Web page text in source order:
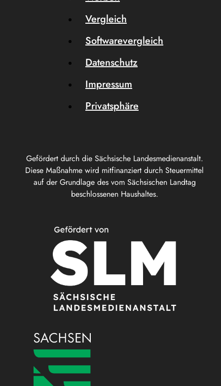
Gefördert durch die Sächsische Landesmedienanstalt.
Diese Maßnahme wird mitfinanziert durch Steuermittel
auf der Grundlage des vom Sächsischen Landtag
beschlossenen Haushaltes.
Vergleich
Softwarevergleich
Datenschutz
Impressum
Privatsphäre